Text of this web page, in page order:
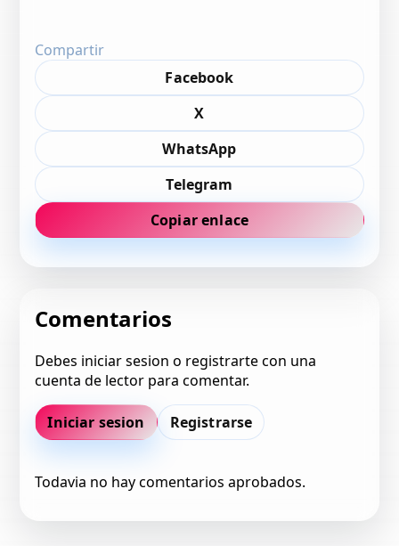
Compartir
Facebook
X
WhatsApp
Telegram
Copiar enlace
Comentarios
Debes iniciar sesion o registrarte con una
cuenta de lector para comentar.
Iniciar sesion Registrarse
Todavia no hay comentarios aprobados.